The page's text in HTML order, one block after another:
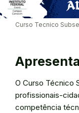
Curso Tecnico
O Curso Técnico
profissionais-
competência